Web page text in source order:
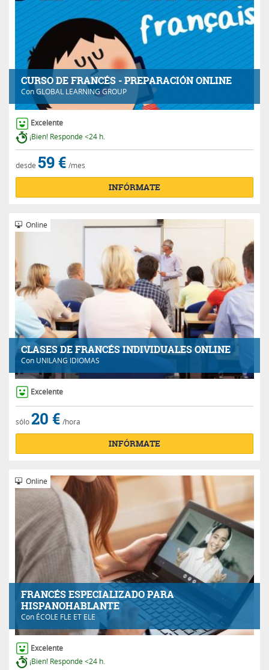
CURSO DE FRANCÉS - PREPARACIÓN ONLINE
ConGLOBAL LEARNING GROUP
Excelente
¡Bien! Responde <24 h.
desde 59 € /mes
INFÓRMATE
CLASES DE FRANCÉS INDIVIDUALES ONLINE
Con UNILANG IDIOMAS
Online
Excelente
sólo20 € /hora
INFÓRMATE
FRANCÉS ESPECIALIZADO PARA
HISPANOHABLANTE
Con ÉCOLE FLE ET ELE
Online
Excelente
¡Bien! Responde <24 h.